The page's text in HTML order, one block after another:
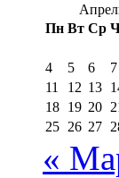
Пн Вт Ср
4
5 6 7
11
12 13
18 19 20
25 26 27
«